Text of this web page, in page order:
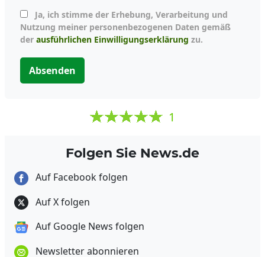
Nutzung meiner personenbezogenen Daten gemäß
der ausführlichen Einwilligungserklärung zu.
Absenden
1
Folgen Sie News.de
Auf Facebook folgen
Auf X folgen
Auf Google News folgen
Newsletter abonnieren